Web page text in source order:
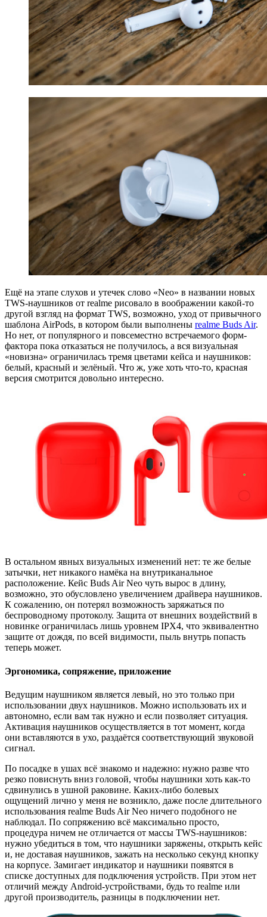
Ещё на этапе слухов и утечек слово «Neo» в названии новых
TWS-наушников от realme рисовало в воображении какой-то
другой взгляд на формат TWS, возможно, уход от привычного
шаблона AirPods, в котором были выполнены realme Buds Air.
Но нет, от популярного и повсеместно встречаемого форм-
фактора пока отказаться не получилось, а вся визуальная
«новизна» ограничилась тремя цветами кейса и наушников:
белый, красный и зелёный. Что ж, уже хоть что-то, красная
версия смотрится довольно интересно.
В остальном явных визуальных изменений нет: те же белые
затычки, нет никакого намёка на внутриканальное
расположение. Кейс Buds Air Neo чуть вырос в длину,
возможно, это обусловлено увеличением драйвера наушников.
К сожалению, он потерял возможность заряжаться по
беспроводному протоколу. Защита от внешних воздействий в
новинке ограничилась лишь уровнем IPX4, что эквивалентно
защите от дождя, по всей видимости, пыль внутрь попасть
теперь может.
Эргономика, сопряжение, приложение
Ведущим наушником является левый, но это только при
использовании двух наушников. Можно использовать их и
автономно, если вам так нужно и если позволяет ситуация.
Активация наушников осуществляется в тот момент, когда
они вставляются в ухо, раздаётся соответствующий звуковой
сигнал.
По посадке в ушах всё знакомо и надежно: нужно разве что
резко повиснуть вниз головой, чтобы наушники хоть как-то
сдвинулись в ушной раковине. Каких-либо болевых
ощущений лично у меня не возникло, даже после длительного
использования realme Buds Air Neo ничего подобного не
наблюдал. По сопряжению всё максимально просто,
процедура ничем не отличается от массы TWS-наушников:
нужно убедиться в том, что наушники заряжены, открыть кейс
и, не доставая наушников, зажать на несколько секунд кнопку
на корпусе. Замигает индикатор и наушники появятся в
списке доступных для подключения устройств. При этом нет
отличий между Android-устройствами, будь то realme или
другой производитель, разницы в подключении нет.